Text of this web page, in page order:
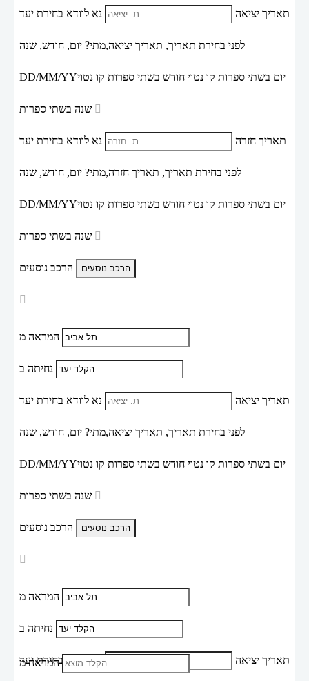
תאריך יציאה נא לוודא בחירת יעד
לפני בחירת תאריך, תאריך יציאה,מתי? יום, חודש, שנה
DD/MM/YYיום בשתי ספרות קו נטוי חודש בשתי ספרות קו נטוי
תאריך חזרה נא לוודא בחירת יעד
לפני בחירת תאריך, תאריך חזרה,מתי? יום, חודש, שנה
DD/MM/YYיום בשתי ספרות קו נטוי חודש בשתי ספרות קו נטוי
הרכב נוסעים
המראה מ
נחיתה ב
תאריך יציאה נא לוודא בחירת יעד
לפני בחירת תאריך, תאריך יציאה,מתי? יום, חודש, שנה
DD/MM/YYיום בשתי ספרות קו נטוי חודש בשתי ספרות קו נטוי
הרכב נוסעים
המראה מ
נחיתה ב
תאריך יציאה נא לוודא בחירת יעד
המראה מ